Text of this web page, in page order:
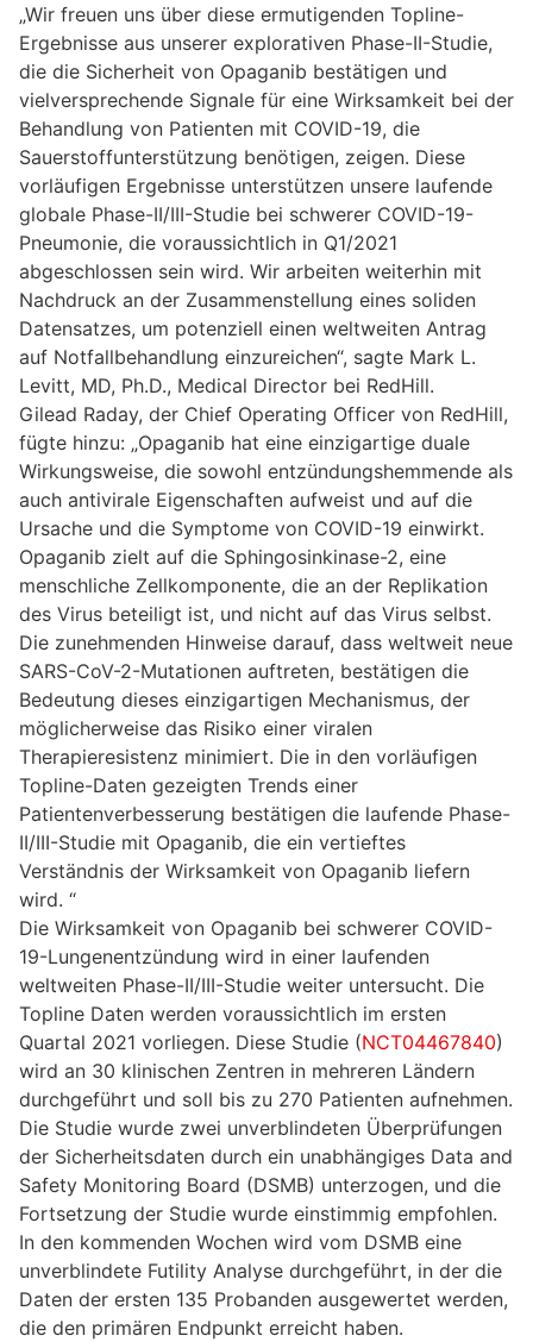
„Wir freuen uns über diese ermutigenden Topline-
Ergebnisse aus unserer explorativen Phase-II-Studie,
die die Sicherheit von Opaganib bestätigen und
vielversprechende Signale für eine Wirksamkeit bei der
Behandlung von Patienten mit COVID-19, die
Sauerstoffunterstützung benötigen, zeigen. Diese
vorläufigen Ergebnisse unterstützen unsere laufende
globale Phase-II/III-Studie bei schwerer COVID-19-
Pneumonie, die voraussichtlich in Q1/2021
abgeschlossen sein wird. Wir arbeiten weiterhin mit
Nachdruck an der Zusammenstellung eines soliden
Datensatzes, um potenziell einen weltweiten Antrag
auf Notfallbehandlung einzureichen“, sagte Mark L.
Levitt, MD, Ph.D., Medical Director bei RedHill.
Gilead Raday, der Chief Operating Officer von RedHill,
fügte hinzu: „Opaganib hat eine einzigartige duale
Wirkungsweise, die sowohl entzündungshemmende als
auch antivirale Eigenschaften aufweist und auf die
Ursache und die Symptome von COVID-19 einwirkt.
Opaganib zielt auf die Sphingosinkinase-2, eine
menschliche Zellkomponente, die an der Replikation
des Virus beteiligt ist, und nicht auf das Virus selbst.
Die zunehmenden Hinweise darauf, dass weltweit neue
SARS-CoV-2-Mutationen auftreten, bestätigen die
Bedeutung dieses einzigartigen Mechanismus, der
möglicherweise das Risiko einer viralen
Therapieresistenz minimiert. Die in den vorläufigen
Topline-Daten gezeigten Trends einer
Patientenverbesserung bestätigen die laufende Phase-
II/III-Studie mit Opaganib, die ein vertieftes
Verständnis der Wirksamkeit von Opaganib liefern
wird. “
Die Wirksamkeit von Opaganib bei schwerer COVID-
19-Lungenentzündung wird in einer laufenden
weltweiten Phase-II/III-Studie weiter untersucht. Die
Topline Daten werden voraussichtlich im ersten
Quartal 2021 vorliegen. Diese Studie (NCT04467840)
wird an 30 klinischen Zentren in mehreren Ländern
durchgeführt und soll bis zu 270 Patienten aufnehmen.
Die Studie wurde zwei unverblindeten Überprüfungen
der Sicherheitsdaten durch ein unabhängiges Data and
Safety Monitoring Board (DSMB) unterzogen, und die
Fortsetzung der Studie wurde einstimmig empfohlen.
In den kommenden Wochen wird vom DSMB eine
unverblindete Futility Analyse durchgeführt, in der die
Daten der ersten 135 Probanden ausgewertet werden,
die den primären Endpunkt erreicht haben.